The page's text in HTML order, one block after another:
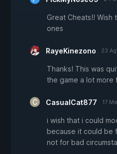
Great Cheats!! Wish
ones
RayeKinezono 23
Thanks! This was
the game a lot more
CasualCat877 17
i wish that i could
because it could be
not for bad